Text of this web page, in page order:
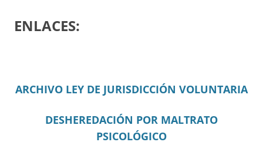
ENLACES:
ARCHIVO LEY DE JURISDICCIÓN VOLUNTARIA
DESHEREDACIÓN POR MALTRATO
PSICOLÓGICO